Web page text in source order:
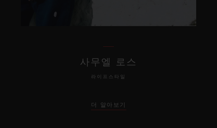
사무엘 로스
라이프스타일
더 알아보기